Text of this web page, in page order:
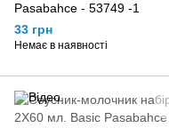
Pasabahce - 53749 -1
33 грн
Немає в наявності